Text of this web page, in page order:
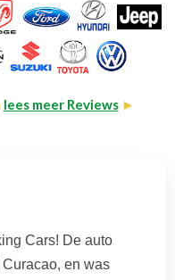
lees meer Reviews►
Cars! De auto
en was